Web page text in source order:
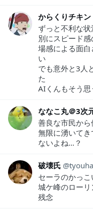
からくりチキン
ずっと不利な
別にスピード
場感による面
い
でも意外と3人
た
AIくんもそう思
ななこ丸＠3次
善良な市民か
無限に湧いて
ないよね…？
破壊氏
セーラのかっ
城ケ峰のロー
残念